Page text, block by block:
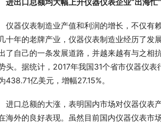
器仪表制造业产值和利润的增长，不仅有
十年的老牌产业，仪器仪表制造业经历了发
了自己的一条发展道路，并越来越有与之相
头。据统计，2017年我国31个省市仪器仪
438.71亿美元，增幅27.15%。
口总额的大涨，表明国内市场对仪器仪表
海外的良好表现。虽然目前国内仪器仪表市